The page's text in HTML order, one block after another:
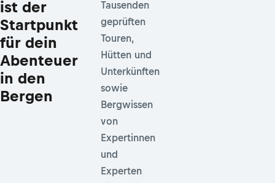
ist der
Startpunkt
für dein
Abenteuer
in den
Bergen
Tausenden
geprüften
Touren,
Hütten und
Unterkünften
sowie
Bergwissen
von
Expertinnen
und
Experten